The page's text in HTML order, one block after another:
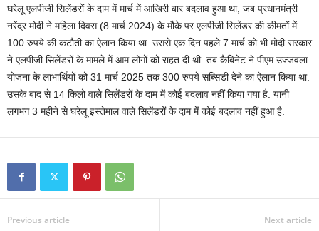
घरेलू एलपीजी सिलेंडरों के दाम में मार्च में आखिरी बार बदलाव हुआ था, जब प्रधानमंत्री
नरेंद्र मोदी ने महिला दिवस (8 मार्च 2024) के मौके पर एलपीजी सिलेंडर की कीमतों में
100 रुपये की कटौती का ऐलान किया था. उससे एक दिन पहले 7 मार्च को भी मोदी सरकार
ने एलपीजी सिलेंडरों के मामले में आम लोगों को राहत दी थी. तब कैबिनेट ने पीएम उज्जवला
योजना के लाभार्थियों को 31 मार्च 2025 तक 300 रुपये सब्सिडी देने का ऐलान किया था.
उसके बाद से 14 किलो वाले सिलेंडरों के दाम में कोई बदलाव नहीं किया गया है. यानी
लगभग 3 महीने से घरेलू इस्तेमाल वाले सिलेंडरों के दाम में कोई बदलाव नहीं हुआ है.
Previous article Next article